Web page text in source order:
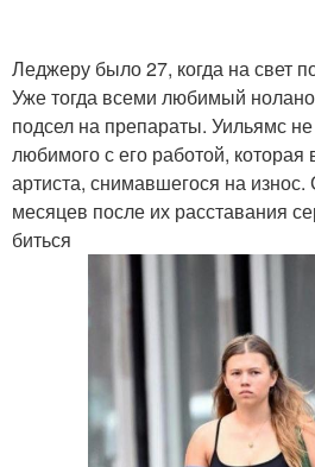
Леджеру было 27, когда на свет
Уже тогда всеми любимый
подсел на препараты. Уильямс
любимого с его работой,
артиста, снимавшегося на износ.
месяцев после их расставания
биться